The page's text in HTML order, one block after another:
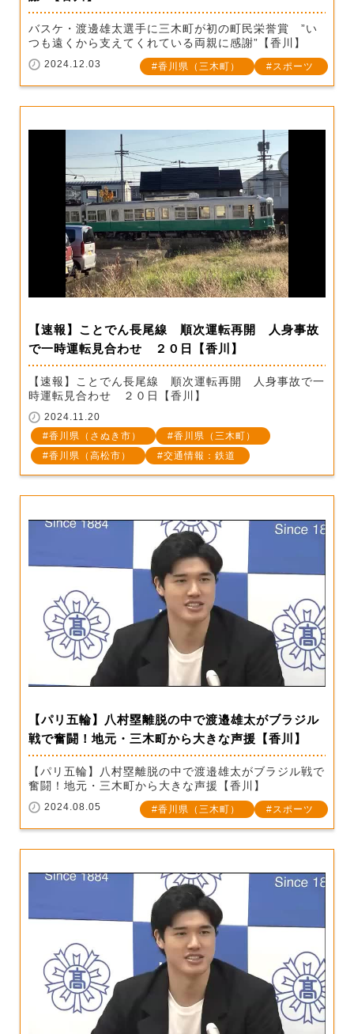
バスケ・渡邊雄太選手に三木町が初の町民栄誉賞 ”い
つも遠くから支えてくれている両親に感謝”【香川】
2024.12.03 香川県（三木町） スポーツ
【速報】ことでん長尾線 順次運転再開 人身事故
で一時運転見合わせ ２０日【香川】
【速報】ことでん長尾線 順次運転再開 人身事故で一
時運転見合わせ ２０日【香川】
2024.11.20
香川県（さぬき市）
香川県（三木町）
香川県（高松市）
交通情報：鉄道
【パリ五輪】八村塁離脱の中で渡邉雄太がブラジル
戦で奮闘！地元・三木町から大きな声援【香川】
【パリ五輪】八村塁離脱の中で渡邉雄太がブラジル戦で
奮闘！地元・三木町から大きな声援【香川】
2024.08.05 香川県（三木町） スポーツ